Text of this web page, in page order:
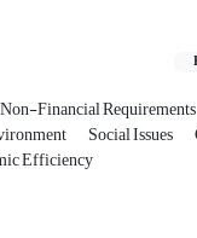
Non-Financial Requirements
Social Issues
Efficiency